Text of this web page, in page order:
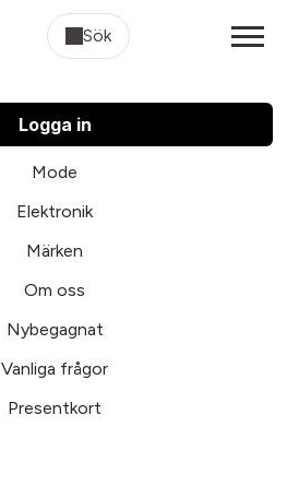
Sök
Logga in
Mode
Elektronik
Märken
Om oss
Nybegagnat
Vanliga frågor
Presentkort